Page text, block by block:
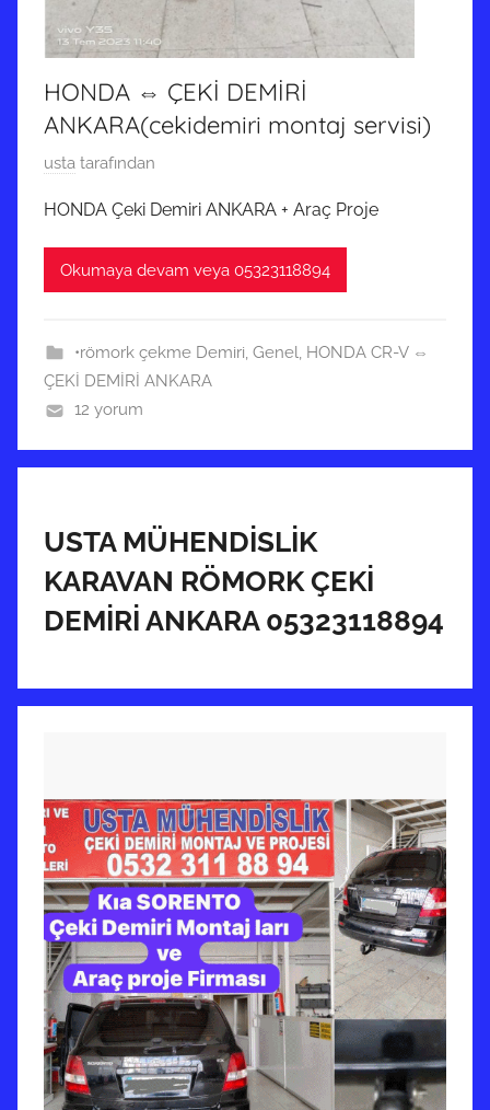
m
i
ş
HONDA ⇔ ÇEKİ DEMİRİ
ANKARA(cekidemiri montaj servisi)
2
E
k
0
1
9
t
i
i
n
g
e
r
i
l
m
ş
usta tarafından
HONDA Çeki Demiri ANKARA + Araç Proje
Okumaya devam veya 05323118894
•römork çekme Demiri, Genel, HONDA CR-V ⇔
ÇEKİ DEMİRİ ANKARA
12 yorum
USTA MÜHENDİSLİK
KARAVAN RÖMORK ÇEKİ
DEMİRİ ANKARA 05323118894